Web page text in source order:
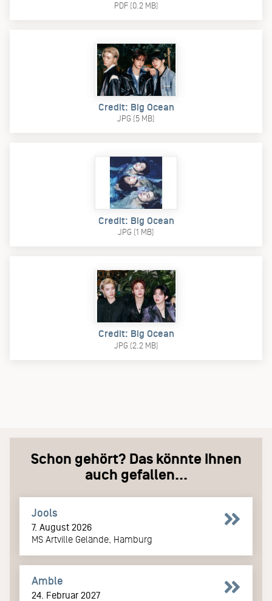
PDF (0.2 MB)
Credit: Big Ocean
JPG (5 MB)
Credit: Big Ocean
JPG (1 MB)
Credit: Big Ocean
JPG (2.2 MB)
Schon gehört? Das könnte Ihnen
auch gefallen...
Jools
7. August 2026
MS Artville Gelände, Hamburg
Amble
24. Februar 2027